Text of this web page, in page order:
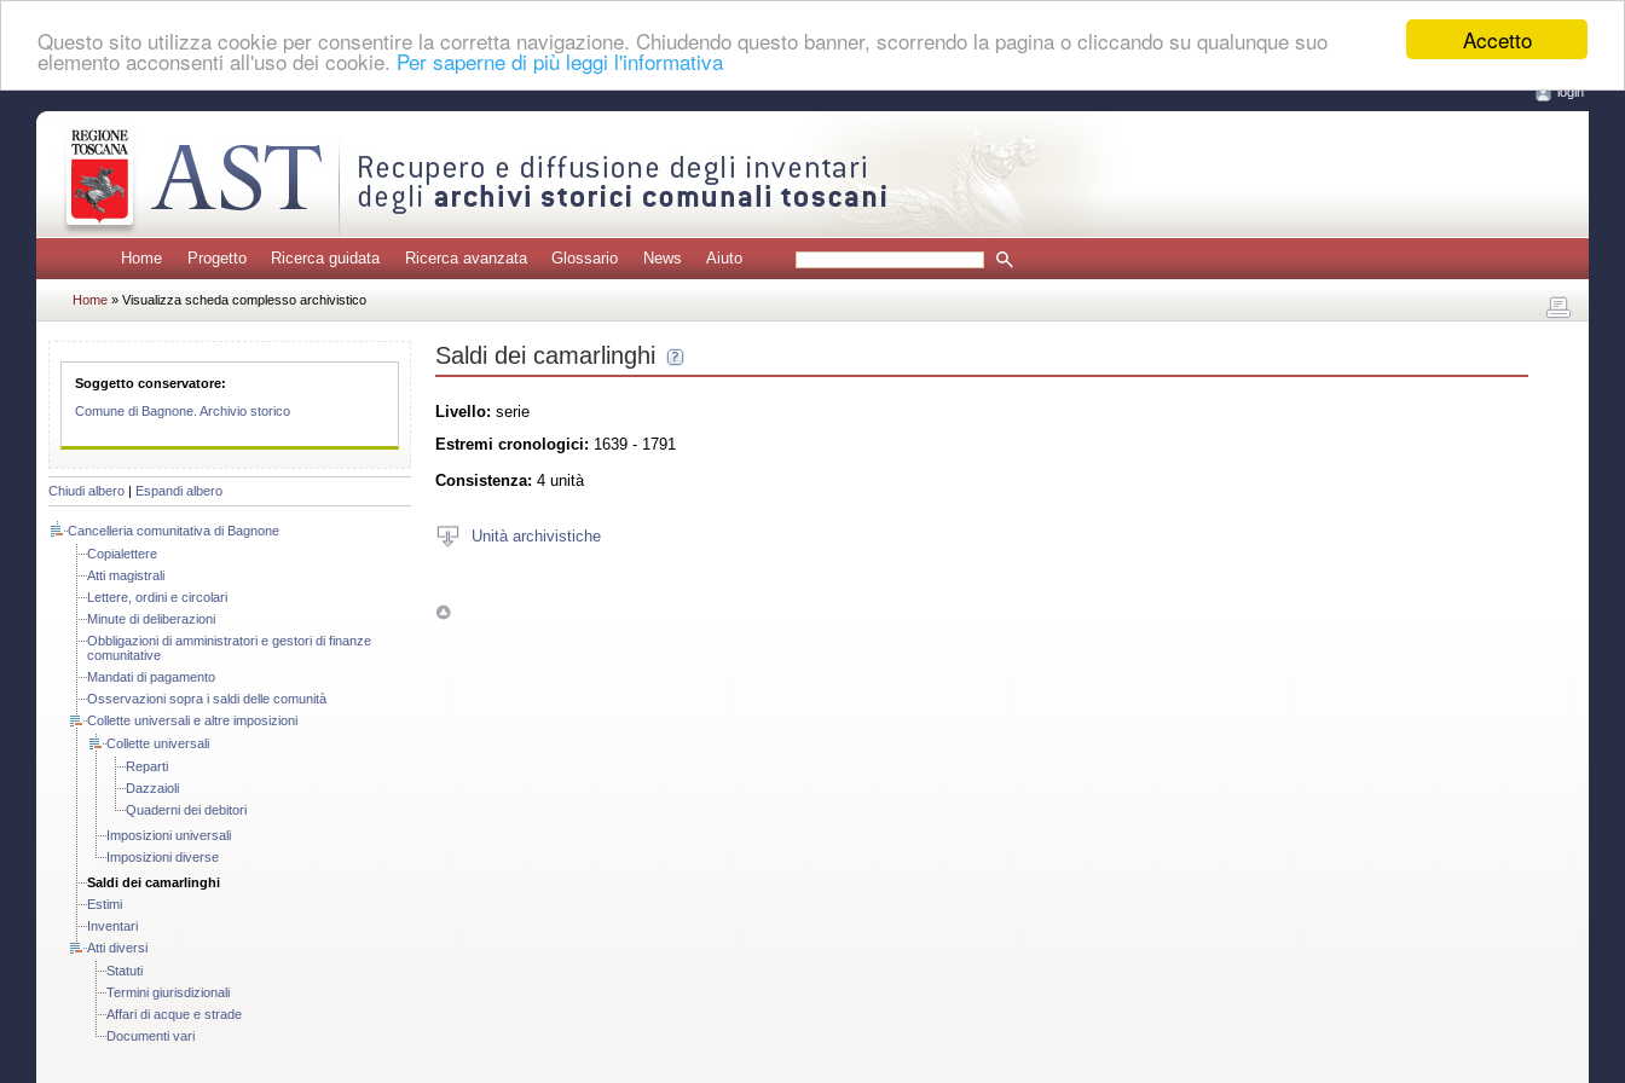
Accetto
Questo sito utilizza cookie per consentire la corretta navigazione. Chiudendo questo banner, scorrendo la pagina o cliccando su qualunque suo
elemento acconsenti all'uso dei cookie. Per saperne di più leggi l'informativa
login
Home Progetto Ricerca guidata Ricerca avanzata Glossario News Aiuto
Home » Visualizza scheda complesso archivistico
Soggetto conservatore:
Comune di Bagnone. Archivio storico
Chiudi albero Espandi albero
Cancelleria comunitativa di Bagnone
Copialettere
Atti magistrali
Lettere, ordini e circolari
Minute di deliberazioni
Obbligazioni di amministratori e gestori di finanze
comunitative
Mandati di pagamento
Osservazioni sopra i saldi delle comunità
Collette universali e altre imposizioni
Collette universali
Reparti
Dazzaioli
Quaderni dei debitori
Imposizioni universali
Imposizioni diverse
Saldi dei camarlinghi
Estimi
Inventari
Atti diversi
Statuti
Termini giurisdizionali
Affari di acque e strade
Documenti vari
Saldi dei camarlinghi
Livello: serie
Estremi cronologici: 1639 - 1791
Consistenza: 4 unità
Unità archivistiche